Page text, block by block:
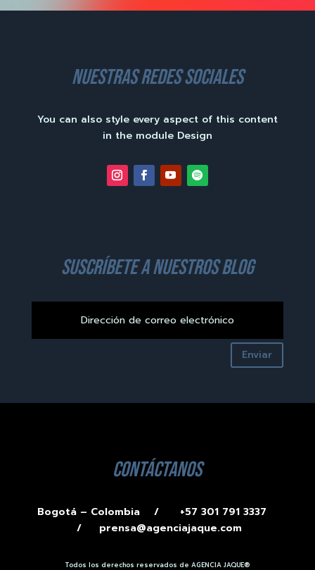
nuestras redes sociales
You can also style every aspect of this content
in the module Design
suscríbete a nuestros blog
Enviar
contáctanos
Bogotá – Colombia /
+57 301 791 3337
/ prensa@agenciajaque.com
Todos los derechos reservados de AGENCIA JAQUE®